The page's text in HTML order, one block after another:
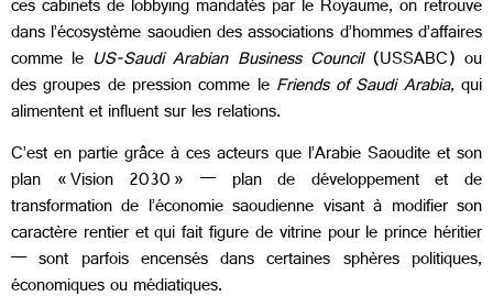
ces cabinets de lobbying mandatés par le Royaume, on retrouve
dans l’écosystème saoudien des associations d’hommes d’affaires
comme le US-Saudi Arabian Business Council(USSABC) ou
des groupes de pression comme le Friends of Saudi Arabia, qui
alimentent et influent sur les relations.
C’est en partie grâce à ces acteurs que l’Arabie Saoudite et son
plan « Vision 2030 » — plan de développement et de
transformation de l’économie saoudienne visant à modifier son
caractère rentier et qui fait figure de vitrine pour le prince héritier
— sont parfois encensés dans certaines sphères politiques,
économiques ou médiatiques.